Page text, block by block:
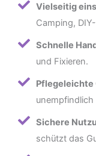
Vielseitig
Camping,
Schnelle
und Fixieren.
Pflegeleichte
unempfindlich
Sichere
schützt das